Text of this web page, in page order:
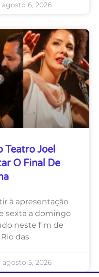
agosto 6, 2026
Teatro Joel
O Final De
à apresentação
sexta a domingo
neste fim de
das
agosto 5, 2026